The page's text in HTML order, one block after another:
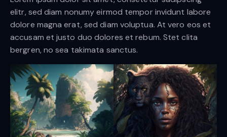
elitr, sed diam nonumy eirmod tempor invidunt labore
dolore magna erat, sed diam voluptua. At vero eos et
accusam et justo duo dolores et rebum. Stet clita
bergren, no sea takimata sanctus.